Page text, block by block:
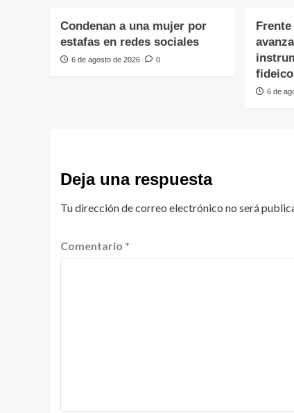
Condenan a una mujer por
estafas en redes sociales
6 de agosto de 2026 0
6 de
Deja una respuesta
Tu dirección de correo electrónico no será
Comentario *